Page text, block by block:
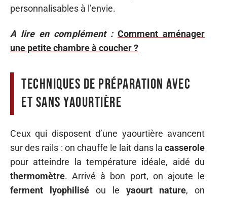
personnalisables à l’envie.
A lire en complément : Comment aménager
une petite chambre à coucher ?
Techniques de préparation avec
et sans yaourtière
Ceux qui disposent d’une yaourtière avancent
sur des rails : on chauffe le lait dans la casserole
pour atteindre la température idéale, aidé du
thermomètre. Arrivé à bon port, on ajoute le
ferment lyophilisé ou le yaourt nature, on